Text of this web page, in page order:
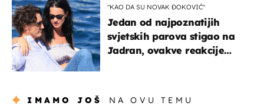
"KAO DA SU NOVAK ĐOKOVIĆ"
Jedan od najpoznatijih
svjetskih parova stigao na
Jadran, ovakve reakcije
IMAMO JOŠ NA OVU TEMU